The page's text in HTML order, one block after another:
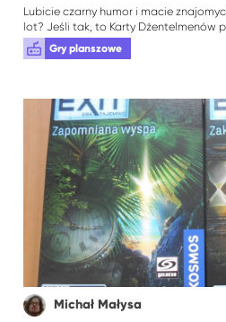
Lubicie czarny humor i macie
lot? Jeśli tak, to Karty Dżentelmenów
Gry planszowe
Michał Małysa